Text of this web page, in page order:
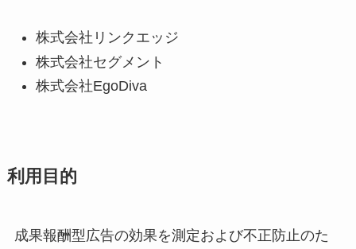
株式会社リンクエッジ
株式会社セグメント
株式会社EgoDiva
利用目的
成果報酬型広告の効果を測定および不正防止のた